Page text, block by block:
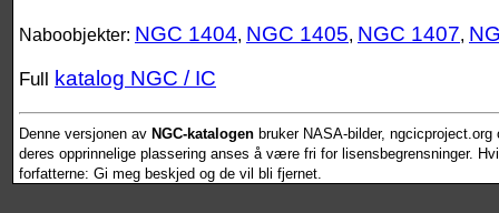
Naboobjekter: NGC 1404, NGC 1405, NGC 1407,
Full katalog NGC / IC
Denne versjonen av NGC-katalogen bruker NASA-bilder,
deres opprinnelige plassering anses å være fri for lisensbegrensninger.
forfatterne: Gi meg beskjed og de vil bli fjernet.